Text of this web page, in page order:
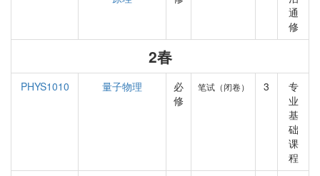
通
修
2春
PHYS1010 量子物理
必
修
笔试（闭卷） 3
专
业
基
础
课
程